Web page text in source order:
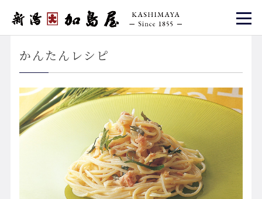
かんたんレシピ